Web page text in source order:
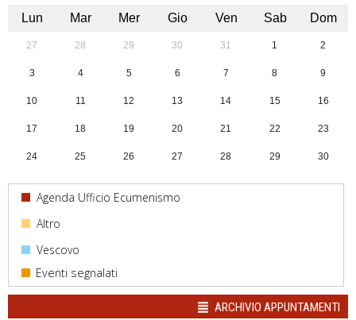
Lun Mar Mer Gio Ven Sab Dom
27 28 29 30 31 1 2
3 4 5 6 7 8 9
10 11 12 13 14 15 16
17 18 19 20 21 22 23
24 25 26 27 28 29 30
31 1 2 3 4 5 6
Agenda Ufficio Ecumenismo
Altro
Vescovo
ARCHIVIO APPUNTAMENTI